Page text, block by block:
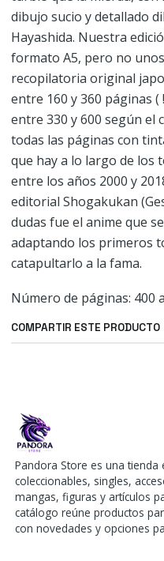
dibujo sucio y detallado
Hayashida. Nuestra
formato A5, pero no
recopilatoria original
entre 160 y 360 páginas
entre 330 y 600 según el
todas las páginas con
que hay a lo largo de los
entre los años 2000 y
editorial Shogakukan
dudas fue el anime que
adaptando los primeros
catapultarlo a la fama.
Número de páginas: 400
COMPARTIR ESTE PRODUCTO
Pandora Store es una tienda
coleccionables, singles,
mangas, figuras y artículos
catálogo reúne productos
con novedades y opciones